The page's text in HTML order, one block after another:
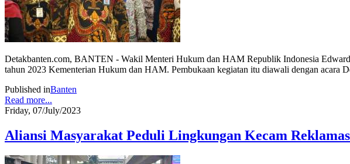
Detakbanten.com, BANTEN - Wakil Menteri Hukum dan HAM Republik Indonesia
tahun 2023 Kementerian Hukum dan HAM. Pembukaan kegiatan itu diawali dengan acara
Published inBanten
Read more...
Friday, 07/July/2023
Aliansi Masyarakat Peduli Lingkungan Kecam